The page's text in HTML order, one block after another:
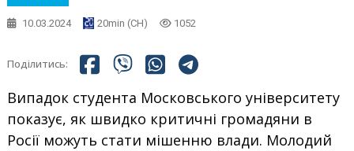
10.03.2024 20min (CH) 1052
Поділитись:
Випадок студента Московського університету
показує, як швидко критичні громадяни в
Росії можуть стати мішенню влади. Молодий